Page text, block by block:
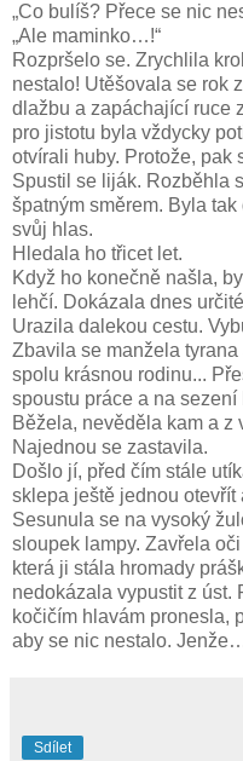
„Co bulíš? Přece se nic
„Ale maminko…!“
Rozpršelo se. Zrychlila
nestalo! Utěšovala se rok
dlažbu a zapáchající ruce
pro jistotu byla vždycky
otvírali huby. Protože, pak
Spustil se liják. Rozběhla
špatným směrem. Byla
svůj hlas.
Hledala ho třicet let.
Když ho konečně našla,
lehčí. Dokázala dnes
Urazila dalekou cestu.
Zbavila se manžela
spolu krásnou rodinu...
spoustu práce a na
Běžela, nevěděla kam a z
Najednou se zastavila.
Došlo jí, před čím stále
sklepa ještě jednou otevřít
Sesunula se na vysoký
sloupek lampy. Zavřela
která ji stála hromady
nedokázala vypustit z úst.
kočičím hlavám pronesla,
aby se nic nestalo.
Sdílet